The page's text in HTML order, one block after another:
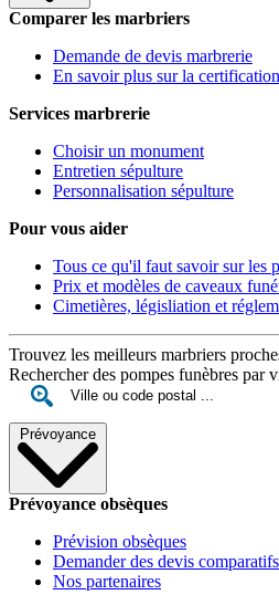
Comparer les marbriers
Demande de devis marbrerie
En savoir plus sur la
Services marbrerie
Choisir un monument
Entretien sépulture
Personnalisation sépulture
Pour vous aider
Tous ce qu'il faut savoir sur les
Prix et modèles de caveaux
Cimetières, législiation et
Trouvez les meilleurs marbriers
Rechercher des pompes funèbres par
Prévoyance
Prévoyance obsèques
Prévision obsèques
Demander des devis comparatifs
Nos partenaires